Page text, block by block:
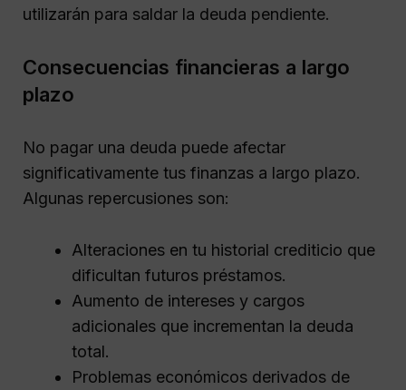
utilizarán para saldar la deuda pendiente.
Consecuencias financieras a largo
plazo
No pagar una deuda puede afectar
significativamente tus finanzas a largo plazo.
Algunas repercusiones son:
Alteraciones en tu historial crediticio que
dificultan futuros préstamos.
Aumento de intereses y cargos
adicionales que incrementan la deuda
total.
Problemas económicos derivados de